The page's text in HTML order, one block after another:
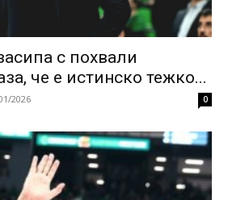
с похвали
че е истинско тежко...
2026 0